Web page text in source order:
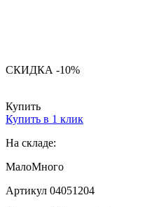
СКИДКА -10%
Купить
Купить в 1 клик
На складе:
МалоМного
Артикул 04051204